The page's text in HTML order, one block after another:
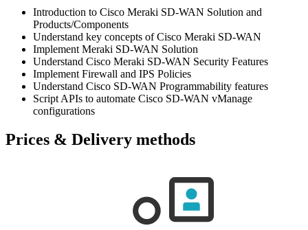
Introduction to Cisco Meraki SD-WAN Solution and
Products/Components
Understand key concepts of Cisco Meraki SD-WAN
Implement Meraki SD-WAN Solution
Understand Cisco Meraki SD-WAN Security Features
Implement Firewall and IPS Policies
Understand Cisco SD-WAN Programmability features
Script APIs to automate Cisco SD-WAN vManage
configurations
Prices & Delivery methods